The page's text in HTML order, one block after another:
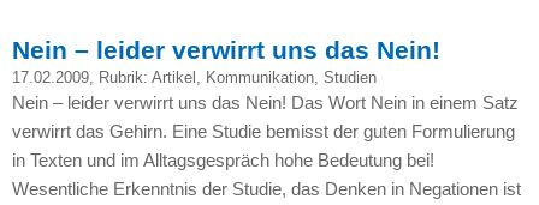
Nein – leider verwirrt uns das Nein!
17.02.2009, Rubrik: Artikel Kommunikation, Studien
Nein – leider verwirrt uns das Nein! Das Wort Nein in einem Satz
verwirrt das Gehirn. Eine Studie bemisst der guten Formulierung
in Texten und im Alltagsgespräch hohe Bedeutung bei!
Wesentliche Erkenntnis der Studie, das Denken in Negationen ist